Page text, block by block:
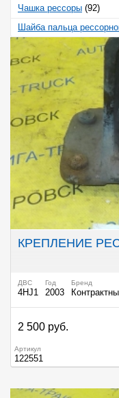
Чашка рессоры (92)
Шайба пальца
КРЕПЛЕНИЕ
ДВС
4HJ1
Год
2003
Бренд
2 500 руб.
Артикул
122551